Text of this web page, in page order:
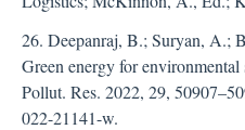
26. Deepanraj, B.; Suryan, A.;
Green energy for
Pollut. Res. 2022, 29,
022-21141-w.